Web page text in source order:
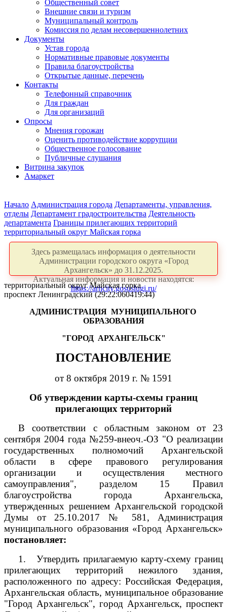
Общественный совет
Внешние связи и туризм
Муниципальный контроль
Комиссия по делам несовершеннолетних
Документы
Устав города
Нормативные правовые документы
Правила благоустройства
Открытые данные, перечень
Контакты
Телефонный справочник
Для граждан
Для организаций
Опросы
Мнения горожан
Оценить противодействие коррупции
Общественное голосование
Публичные слушания
Витрина закупок
Амаркет
Начало Администрация города Департаменты, управления,
отделы Департамент градостроительства Деятельность
департамента Границы прилегающих территорий
территориальный округ Майская горка
Здесь размещалась информация о деятельности
Администрации городского округа «Город
Архангельск» до 31.12.2025.
Актуальная информация и новости находятся:
https://arhcity.gosuslugi.ru/
территориальный округ Майская горка
проспект Ленинградский (29:22:060419:44)
АДМИНИСТРАЦИЯ МУНИЦИПАЛЬНОГО
ОБРАЗОВАНИЯ
"ГОРОД АРХАНГЕЛЬСК"
ПОСТАНОВЛЕНИЕ
от 8 октября 2019 г. № 1591
Об утверждении карты-схемы границ
прилегающих территорий
В соответствии с областным законом от 23
сентября 2004 года №259-внеоч.-ОЗ "О реализации
государственных полномочий Архангельской
области в сфере правового регулирования
организации и осуществления местного
самоуправления", разделом 15 Правил
благоустройства города Архангельска,
утвержденных решением Архангельской городской
Думы от 25.10.2017 № 581, Администрация
муниципального образования «Город Архангельск»
постановляет:
1.
Утвердить прилагаемую карту-схему границ
прилегающих территорий нежилого здания,
расположенного по адресу: Российская Федерация,
Архангельская область, муниципальное образование
"Город Архангельск", город Архангельск, проспект